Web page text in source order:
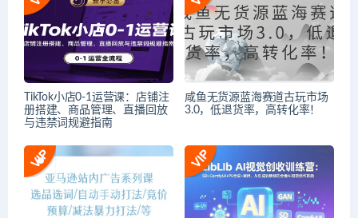
TikTok小店0-1运营课：店铺注
册搭建、商品管理、直播回放
与违禁词规避指南
咸鱼无货源蓝海赛道古玩市场
3.0，低退货率，高转化率！